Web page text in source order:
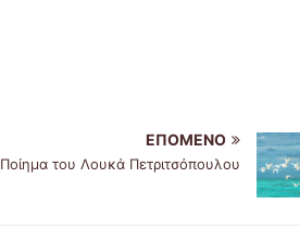
ΕΠΌΜΕΝΟ
Ποίημα του Λουκά Πετριτσόπουλου